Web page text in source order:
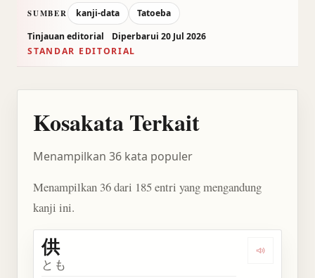
SUMBER kanji-data
Tatoeba
Tinjauan editorial
Diperbarui 20 Jul 2026
STANDAR EDITORIAL
Kosakata Terkait
Menampilkan 36 kata populer
Menampilkan 36 dari 185 entri yang mengandung
kanji ini.
Dengarkan
供
とも